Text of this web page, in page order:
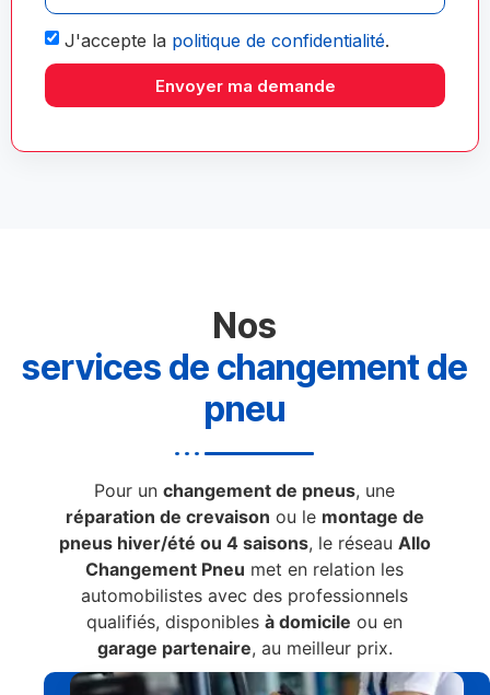
J'accepte la politique de confidentialité.
Envoyer ma demande
Nos
services de changement de
pneu
Pour unchangement de pneus, une
réparation de crevaison ou le montage de
pneus hiver/été ou 4 saisons, le réseau Allo
Changement Pneu met en relation les
automobilistes avec des professionnels
qualifiés, disponiblesà domicile ou en
garage partenaire, au meilleur prix.